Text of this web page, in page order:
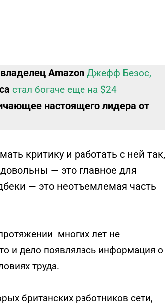
Amazon Джефф Безос,
стал богаче еще на $24
настоящего лидера от
критику и работать с ней так,
— это главное для
— это неотъемлемая часть
многих лет не
и дело появлялась информация о
труда.
британских работников сети,